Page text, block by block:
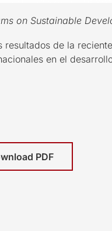
on Sustainable
de la
en el
PDF